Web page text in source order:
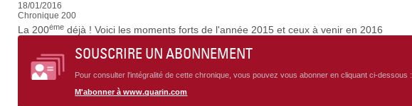
18/01/2016
Chronique 200
La 200ème déjà ! Voici les moments forts de l'année 2015 et ceux à venir en 2016
SOUSCRIRE UN ABONNEMENT
Pour consulter l'intégralité de cette chronique, vous pouvez vous abonner en cliquant ci-dessous :
M'abonner à www.quarin.com